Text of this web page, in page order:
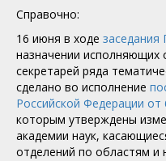
Справочно:
16 июня в ходе заседания
назначении исполняющих
секретарей ряда
сделано во исполнение
Российской Федерации
которым утверждены
академии наук,
отделений по областям и